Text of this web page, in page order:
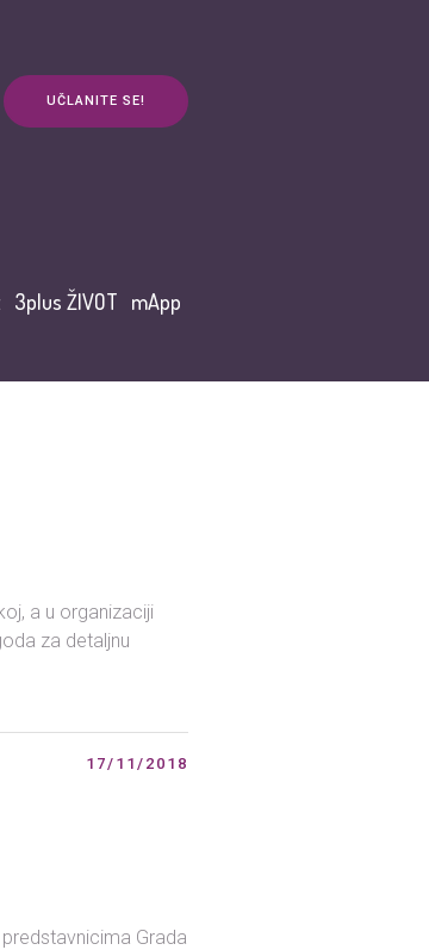
UČLANITE SE!
3plus ŽIVOT mApp
a u organizaciji
za detaljnu
17/11/2018
Grada